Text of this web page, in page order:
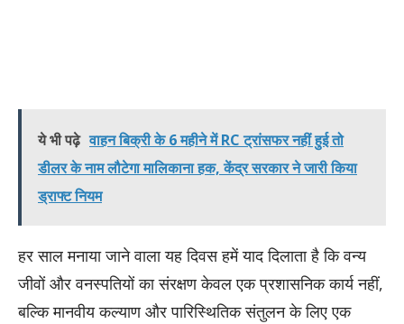
ये भी पढ़े वाहन बिक्री के 6 महीने में RC ट्रांसफर नहीं हुई तो
डीलर के नाम लौटेगा मालिकाना हक, केंद्र सरकार ने जारी किया
ड्राफ्ट नियम
​हर साल मनाया जाने वाला यह दिवस हमें याद दिलाता है कि वन्य
जीवों और वनस्पतियों का संरक्षण केवल एक प्रशासनिक कार्य नहीं,
बल्कि मानवीय कल्याण और पारिस्थितिक संतुलन के लिए एक